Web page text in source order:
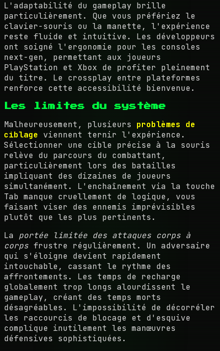
L'adaptabilité du gameplay brille
particulièrement. Que vous préfériez le
clavier-souris ou la manette, l'expérience
reste fluide et intuitive. Les développeurs
ont soigné l'ergonomie pour les consoles
next-gen, permettant aux joueurs
PlayStation et Xbox de profiter pleinement
du titre. Le crossplay entre plateformes
renforce cette accessibilité bienvenue.
Les limites du système
Malheureusement, plusieurs problèmes de
ciblage viennent ternir l'expérience.
Sélectionner une cible précise à la souris
relève du parcours du combattant,
particulièrement lors des batailles
impliquant des dizaines de joueurs
simultanément. L'enchaînement via la touche
Tab manque cruellement de logique, vous
faisant viser des ennemis imprévisibles
plutôt que les plus pertinents.
La portée limitée des attaques corps à
corps frustre régulièrement. Un adversaire
qui s'éloigne devient rapidement
intouchable, cassant le rythme des
affrontements. Les temps de recharge
globalement trop longs alourdissent le
gameplay, créant des temps morts
désagréables. L'impossibilité de décorréler
les raccourcis de blocage et d'esquive
complique inutilement les manœuvres
défensives sophistiquées.